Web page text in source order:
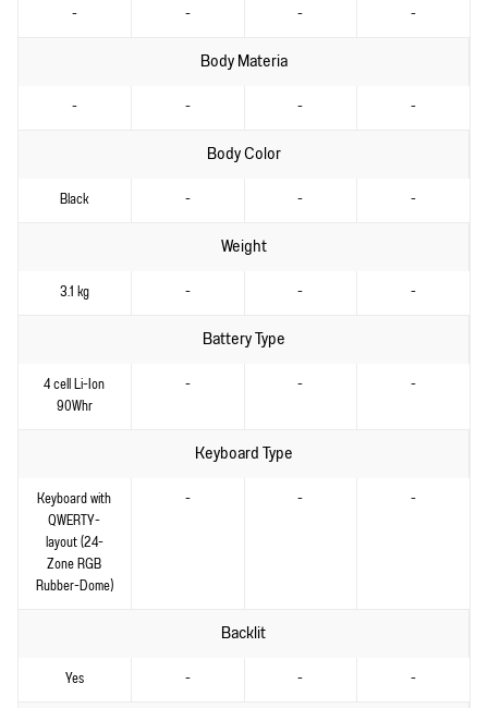
- - - -
Body Materia
- - - -
Body Color
Black - - -
Weight
3.1 kg - - -
Battery Type
4 cell Li-Ion
90Whr
- - -
Keyboard Type
Keyboard with
QWERTY-
layout (24-
Zone RGB
Rubber-Dome)
- - -
Backlit
Yes - - -